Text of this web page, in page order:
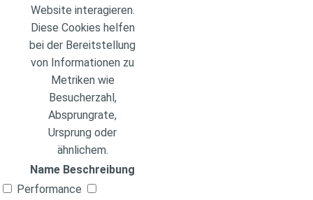
Website interagieren.
Diese Cookies helfen
bei der Bereitstellung
von Informationen zu
Metriken wie
Besucherzahl,
Absprungrate,
Ursprung oder
ähnlichem.
Name Beschreibung
Performance